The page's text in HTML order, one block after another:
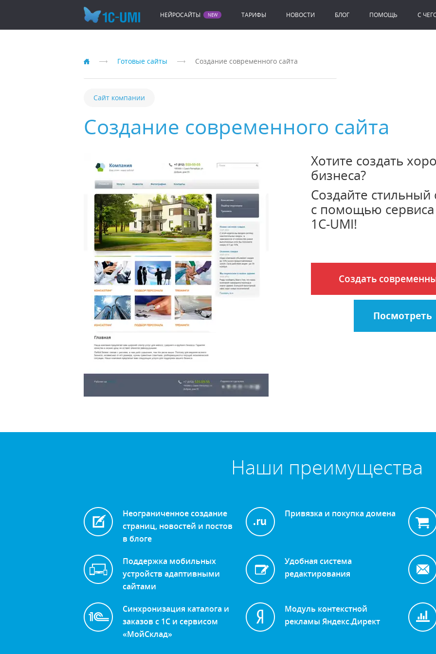
НЕЙРОСАЙТЫ ТАРИФЫ НОВОСТИ БЛОГ ПОМОЩЬ C
Готовые сайты Создание современного сайта
Сайт компании
Создание современного сайта
Хотите создать
бизнеса?
Создайте стильный
с помощью
1C-UMI!
Создать
Посмотреть
Наши преимущества
Неограниченное создание
страниц, новостей и постов
в блоге
Привязка и покупка домена
Поддержка мобильных
устройств адаптивными
сайтами
Удобная система
редактирования
Синхронизация каталога и
заказов с 1С и сервисом
«МойСклад»
Модуль контекстной
рекламы Яндекс.Директ